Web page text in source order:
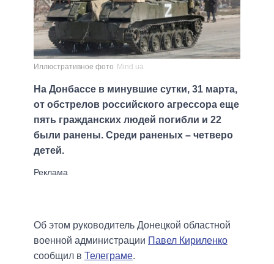
Иллюстративное фото Mind.ua
На Донбассе в минувшие сутки, 31 марта,
от обстрелов российского агрессора еще
пять гражданских людей погибли и 22
были ранены. Среди раненых – четверо
детей.
Об этом руководитель Донецкой областной
военной администрации Павел Кириленко
сообщил в Телеграме.